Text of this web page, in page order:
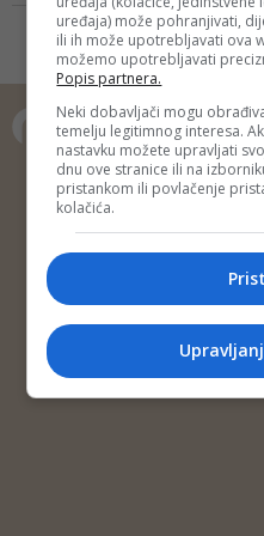
Copyright ©
Impressum
Kontakt
uređaja) može pohranjivati,
ili ih može upotrebljavati ova
možemo upotrebljavati
Popis partnera.
Neki dobavljači mogu
temelju legitimnog interesa.
nastavku možete upravljati
dnu ove stranice ili na
pristankom ili povlačenje
kolačića.